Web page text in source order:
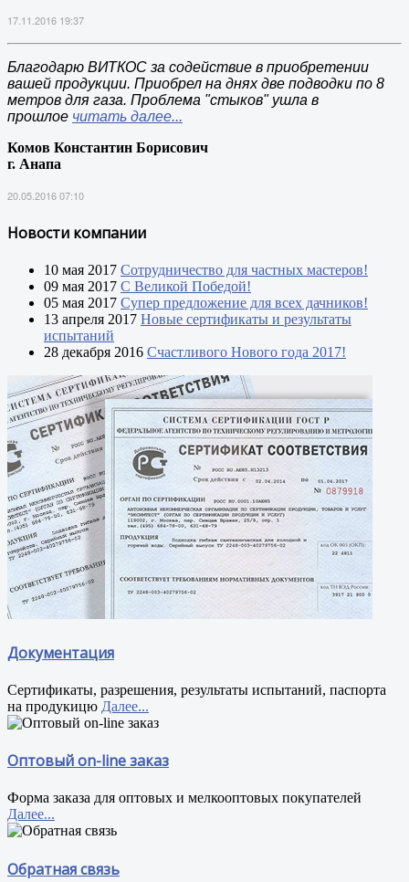
17.11.2016 19:37
Благодарю ВИТКОС за содействие в приобретении
вашей продукции. Приобрел на днях две подводки по 8
метров для газа. Проблема "стыков" ушла в
прошлое читать далее...
Комов Константин Борисович
г. Анапа
20.05.2016 07:10
Новости компании
10 мая 2017 Сотрудничество для частных мастеров!
09 мая 2017 С Великой Победой!
05 мая 2017 Супер предложение для всех дачников!
13 апреля 2017 Новые сертификаты и результаты
испытаний
28 декабря 2016 Счастливого Нового года 2017!
Документация
Сертификаты, разрешения, результаты испытаний, паспорта
на продукицю Далее...
Оптовый on-line заказ
Форма заказа для оптовых и мелкооптовых покупателей
Далее...
Обратная связь